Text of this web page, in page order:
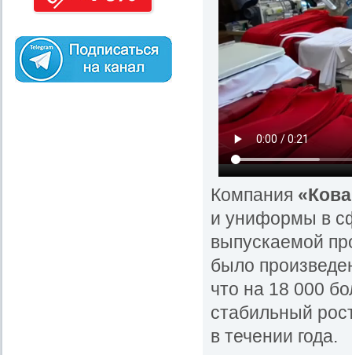
Компания
и униформы в
выпускаемой
было
что на 18 000
стабильный
в течении года.